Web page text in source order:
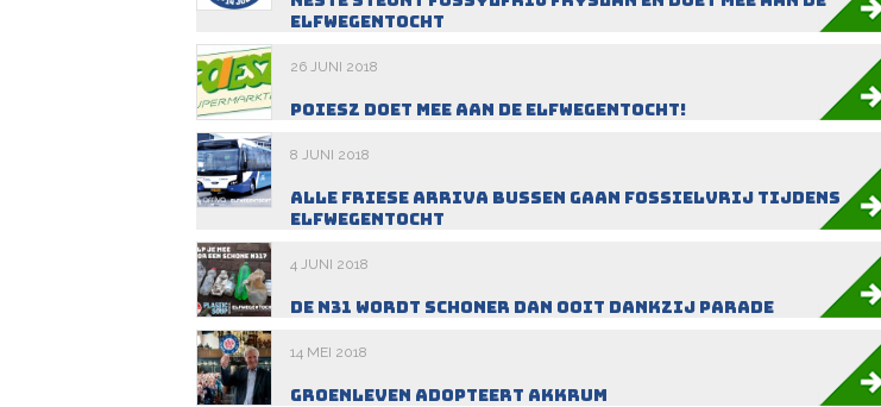
Elfwegentocht
26 JUNI 2018
Poiesz doet mee aan de Elfwegentocht!
8 JUNI 2018
Alle Friese Arriva bussen gaan fossielvrij tijdens
Elfwegentocht
4 JUNI 2018
De N31 wordt schoner dan ooit dankzij Parade
14 MEI 2018
GroenLeven adopteert Akkrum